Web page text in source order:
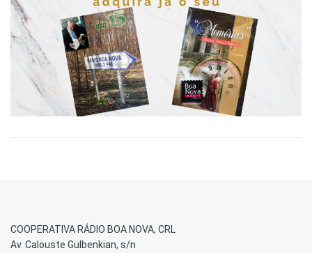
COOPERATIVA RÁDIO BOA NOVA, CRL
Av. Calouste Gulbenkian, s/n